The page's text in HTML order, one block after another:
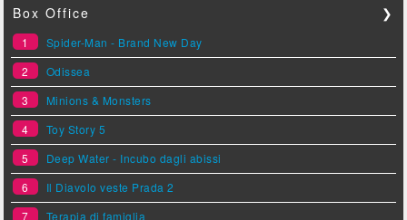
Box Office ❯
1
Spider-Man - Brand New Day
2
Odissea
3
Minions & Monsters
4
Toy Story 5
5
Deep Water - Incubo dagli abissi
6
Il Diavolo veste Prada 2
7
Terapia di famiglia